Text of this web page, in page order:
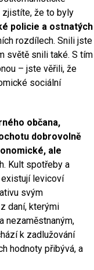
zjistíte, že to byly
policie a ostnatých
rozdílech. Snili jste
světě snili také. S tím
– jste věřili, že
sociální
občana,
dobrovolně
ale
Kult spotřeby a
levicoví
svým
daní, kterými
nezaměstnaným,
k zadlužování
hodnoty přibývá, a